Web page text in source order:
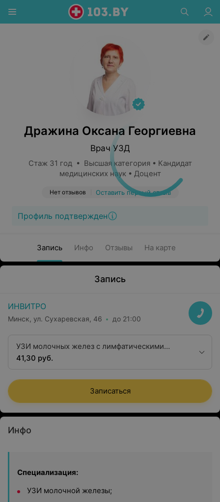
Дражина Оксана Георгиевна
Врач УЗД
Стаж 31 год • Высшая категория • Кандидат
медицинских наук • Доцент
Нет отзывов Оставить первый отзыв
Профиль подтвержден
Запись Инфо Отзывы На карте
Запись
ИНВИТРО
Минск, ул. Сухаревская, 46 до 21:00
УЗИ молочных желез с лимфатическими
поверхностными узлами
41,30 руб.
Записаться
Инфо
Специализация:
УЗИ молочной железы;